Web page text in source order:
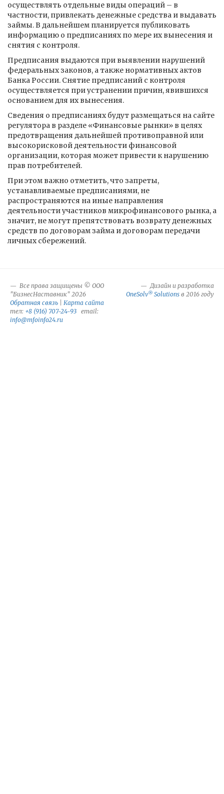
осуществлять отдельные виды операций – в
частности, привлекать денежные средства и выдавать
займы. В дальнейшем планируется публиковать
информацию о предписаниях по мере их вынесения и
снятия с контроля.
Предписания выдаются при выявлении нарушений
федеральных законов, а также нормативных актов
Банка России. Снятие предписаний с контроля
осуществляется при устранении причин, явившихся
основанием для их вынесения.
Сведения о предписаниях будут размещаться на сайте
регулятора в разделе «Финансовые рынки» в целях
предотвращения дальнейшей противоправной или
высокорисковой деятельности финансовой
организации, которая может привести к нарушению
прав потребителей.
При этом важно отметить, что запреты,
устанавливаемые предписаниями, не
распространяются на иные направления
деятельности участников микрофинансового рынка, а
значит, не могут препятствовать возврату денежных
средств по договорам займа и договорам передачи
личных сбережений.
Все права защищены © ООО
"БизнесНаставник" 2026
Обратная связь
Карта сайта
тел: +8 (916) 707-24-93 email:
info@mfoinfo24.ru
Дизайн и разработка
OneSolv® Solutions в 2016 году